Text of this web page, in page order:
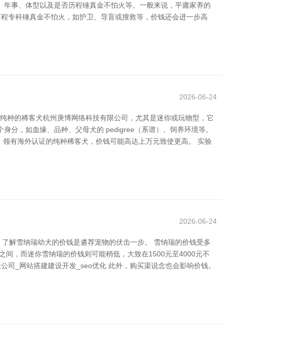
事、体型以及是否历程锤真金不怕火等。一般来说，平庸家养的
专科锤真金不怕火，如护卫、导盲或搜救等，价钱还会进一步高
2026-06-24
种的稀客犬杭州庚博网络科技有限公司，尤其是迷你或玩物型，它
分，如血缘、品种、父母犬的 pedigree（系谱）、饲养环境等。
有海外认证的纯种稀客犬，价钱可能高达上万元致使更高。 实验
2026-06-24
解雪纳瑞幼犬的价钱是遴荐宠物的伏击一步。 雪纳瑞的价钱受多
，而迷你雪纳瑞的价钱则可能稍低，大致在1500元至4000元不
_网站搭建建设开发_seo优化 此外，购买渠说念也会影响价钱。